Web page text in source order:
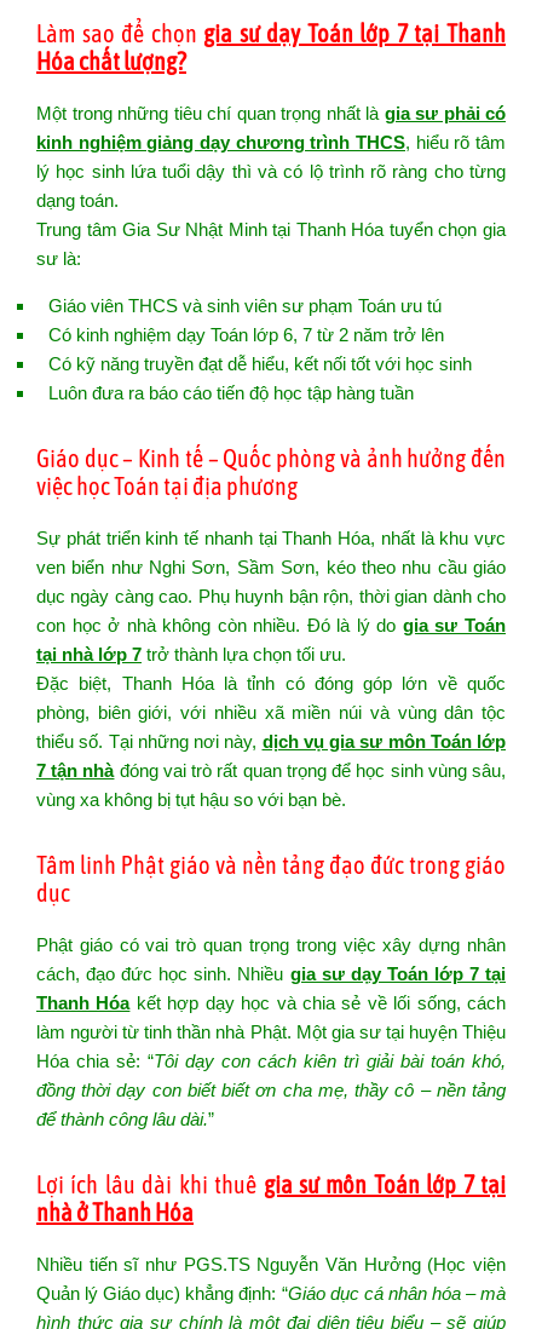
Làm sao để chọn gia sư dạy Toán lớp 7 tại Thanh
Hóa chất lượng?
Một trong những tiêu chí quan trọng nhất là gia sư phải có
kinh nghiệm giảng dạy chương trình THCS, hiểu rõ tâm
lý học sinh lứa tuổi dậy thì và có lộ trình rõ ràng cho từng
dạng toán.
Trung tâm Gia Sư Nhật Minh tại Thanh Hóa tuyển chọn gia
sư là:
Giáo viên THCS và sinh viên sư phạm Toán ưu tú
Có kinh nghiệm dạy Toán lớp 6, 7 từ 2 năm trở lên
Có kỹ năng truyền đạt dễ hiểu, kết nối tốt với học sinh
Luôn đưa ra báo cáo tiến độ học tập hàng tuần
Giáo dục – Kinh tế – Quốc phòng và ảnh hưởng đến
việc học Toán tại địa phương
Sự phát triển kinh tế nhanh tại Thanh Hóa, nhất là khu vực
ven biển như Nghi Sơn, Sầm Sơn, kéo theo nhu cầu giáo
dục ngày càng cao. Phụ huynh bận rộn, thời gian dành cho
con học ở nhà không còn nhiều. Đó là lý do gia sư Toán
tại nhà lớp 7 trở thành lựa chọn tối ưu.
Đặc biệt, Thanh Hóa là tỉnh có đóng góp lớn về quốc
phòng, biên giới, với nhiều xã miền núi và vùng dân tộc
thiểu số. Tại những nơi này, dịch vụ gia sư môn Toán lớp
7 tận nhàđóng vai trò rất quan trọng để học sinh vùng sâu,
vùng xa không bị tụt hậu so với bạn bè.
Tâm linh Phật giáo và nền tảng đạo đức trong giáo
dục
Phật giáo có vai trò quan trọng trong việc xây dựng nhân
cách, đạo đức học sinh. Nhiều gia sư dạy Toán lớp 7 tại
Thanh Hóakết hợp dạy học và chia sẻ về lối sống, cách
làm người từ tinh thần nhà Phật. Một gia sư tại huyện Thiệu
Hóa chia sẻ: “Tôi dạy con cách kiên trì giải bài toán khó,
đồng thời dạy con biết biết ơn cha mẹ, thầy cô – nền tảng
để thành công lâu dài.”
Lợi ích lâu dài khi thuê gia sư môn Toán lớp 7 tại
nhà ở Thanh Hóa
Nhiều tiến sĩ như PGS.TS Nguyễn Văn Hưởng (Học viện
Quản lý Giáo dục) khẳng định: “Giáo dục cá nhân hóa – mà
hình thức gia sư chính là một đại diện tiêu biểu – sẽ giúp